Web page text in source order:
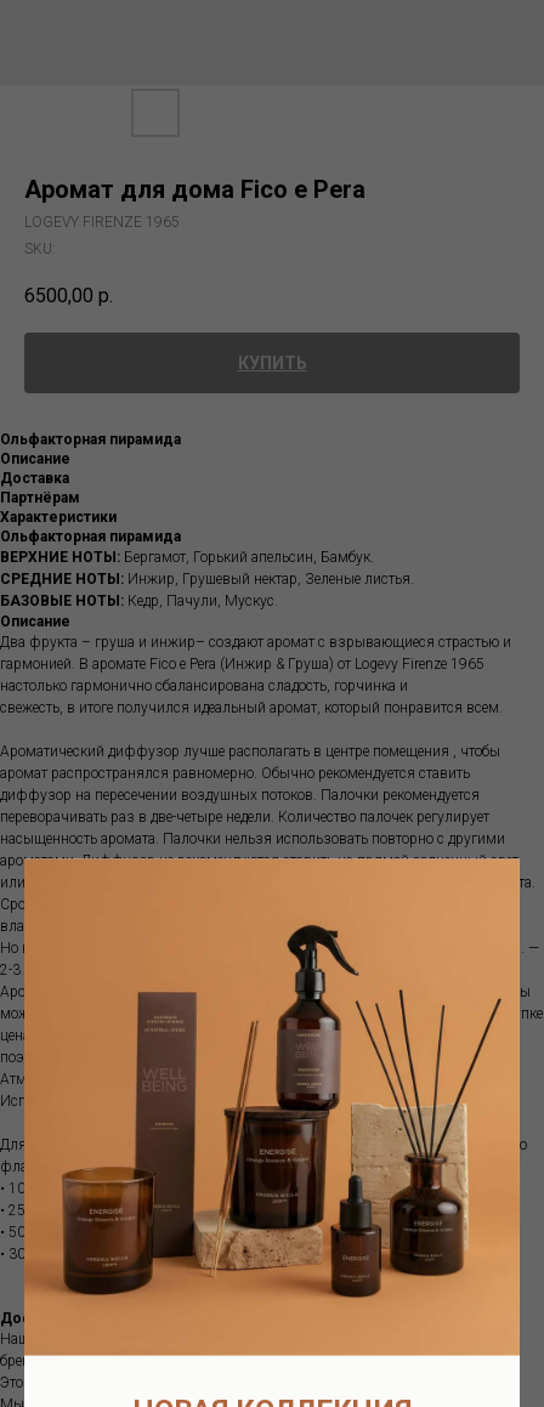
Аромат для дома Fico e Pera
LOGEVY FIRENZE 1965
SKU:
6500,00 р.
КУПИТЬ
Ольфакторная пирамида
Описание
Доставка
Партнёрам
Характеристики
Ольфакторная пирамида
ВЕРХНИЕ НОТЫ: Бергамот, Горький апельсин, Бамбук.
СРЕДНИЕ НОТЫ: Инжир, Грушевый нектар, Зеленые листья.
БАЗОВЫЕ НОТЫ: Кедр, Пачули, Мускус.
Описание
Два фрукта – груша и инжир– создают аромат с взрывающиеся страстью и
гармонией. В аромате Fico e Pera (Инжир & Груша) от Logevy Firenze 1965
настолько гармонично сбалансирована сладость, горчинка и
свежесть, в итоге получился идеальный аромат, который понравится всем.
Ароматический диффузор лучше располагать в центре помещения , чтобы
аромат распространялся равномерно. Обычно рекомендуется ставить
диффузор на пересечении воздушных потоков. Палочки рекомендуется
переворачивать раз в две-четыре недели. Количество палочек регулирует
насыщенность аромата. Палочки нельзя использовать повторно с другими
ароматами. Диффузор не рекомендуются ставить на прямой солнечный свет
или ставить рядом с источниками тепла, так как ускоряется испарение аромата.
Срок ароматизации зависит от характеристик помещения, температуры,
влажности и места размещения диффузора.
Но в среднем объема100 мл хватит примерно на 1-1.5 месяца; объема 250 мл. —
2-3 месяца, а емкости 500 мл. — обычно 3-5 месяцев.
Аромат поставляется с бамбуковыми палочками. Если аромат закончился, вы
можете приобрести рефилл. Это более выгодно, так как при изначальной покупке
цена стеклянной емкости составляет почти половину стоимости диффузора,
поэтому покупка рефилла позволяет экономить.
Атмосферный аромат наполняет пространство особым благоуханием .
Используйте вместе с диффузором для усиления выбранного аромата.
Для отличного распространения аромата мы рекомендуем один или несколько
флаконов:
• 100мл для комнаты < 5 кв.м.
• 250мл для помещения площадью от 5 до 10 кв.м.
• 500мл для помещения площадью от 10 до 20 кв.м.
• 3000мл для комнаты от 20 до 50 кв.м.
Доставка
Наш интернет-магазин предлагает вам интерьерные ароматы европейских
брендов, в наличии и под заказ.
Это большой ассортимент качественной продукции.